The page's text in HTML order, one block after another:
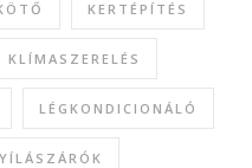
KERTÉPÍTÉS
KLÍMASZERELÉS
LÉGKONDICIONÁLÓ